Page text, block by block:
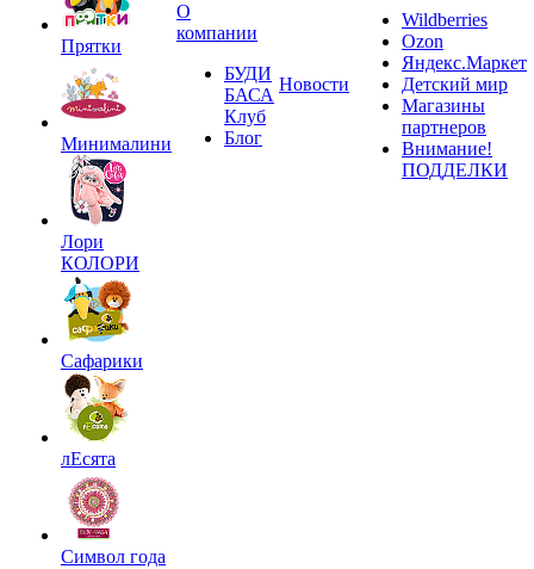
Прятки
Минималини
Лори
КОЛОРИ
Сафарики
лЕсята
Символ года
О
компании
БУДИ
БАСА
Клуб
Блог
Новости
Wildberries
Ozon
Яндекс.Маркет
Детский мир
Магазины
партнеров
Внимание!
ПОДДЕЛКИ